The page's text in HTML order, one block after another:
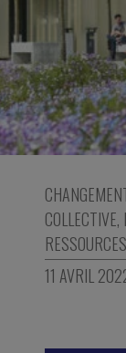
COLLECTIVE,
11 AVRIL